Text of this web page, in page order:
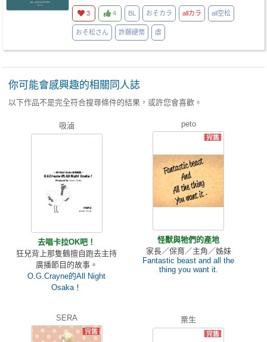
3 4 BL おそカラ allカラ all空松
おそ松さん 許願硬幣 虐
你可能會感興趣的相關同人誌
以下作品不是完全符合搜尋條件的結果，或許您會喜歡。
吸滷
去唱卡拉OK吧！
狂兒背上那隻鶴擅自跑去主持
廣播節目的故事。
O.G.Crayne的All Night
Osaka！
peto
怪獸與牠們的產地
家長／保育／主角／姊妹
Fantastic beast and all the
thing you want it.
SERA 粟生